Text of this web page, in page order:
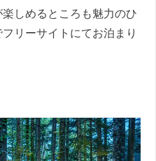
しめるところも魅力のひ
リーサイトにてお泊まり